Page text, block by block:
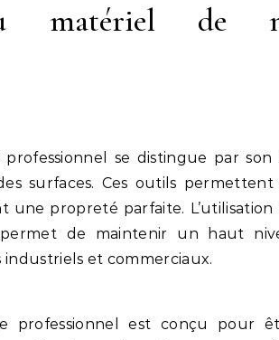
matériel de
se distingue par son
surfaces. Ces outils
une propreté parfaite.
de maintenir un haut
et commerciaux.
professionnel est conçu pour